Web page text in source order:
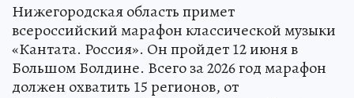
Нижегородская область примет
всероссийский марафон классической музыки
«Кантата. Россия». Он пройдет 12 июня в
Большом Болдине. Всего за 2026 год марафон
должен охватить 15 регионов, от